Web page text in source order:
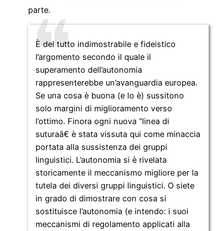
parte.
È del tutto indimostrabile e fideistico
l’argomento secondo il quale il
superamento dell’autonomia
rappresenterebbe un’avanguardia europea.
Se una cosa è buona (e lo è) sussitono
solo margini di miglioramento verso
l’ottimo. Finora ogni nuova ”linea di
suturaâ€ è stata vissuta qui come minaccia
portata alla sussistenza dei gruppi
linguistici. L’autonomia si è rivelata
storicamente il meccanismo migliore per la
tutela dei diversi gruppi linguistici. O siete
in grado di dimostrare con cosa si
sostituisce l’autonomia (e intendo: i suoi
meccanismi di regolamento applicati alla